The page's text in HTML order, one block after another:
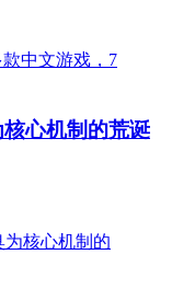
心机制的荒诞